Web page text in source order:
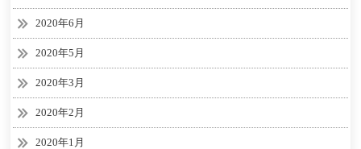
2020年6月
2020年5月
2020年3月
2020年2月
2020年1月